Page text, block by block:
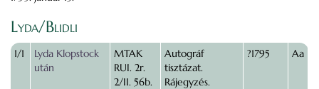
Lyda/Blidli
1/1
Lyda Klopstock
után
MTAK
RUI. 2r.
2/II. 56b.
Autográf
tisztázat.
Rájegyzés.
?1795 Aa